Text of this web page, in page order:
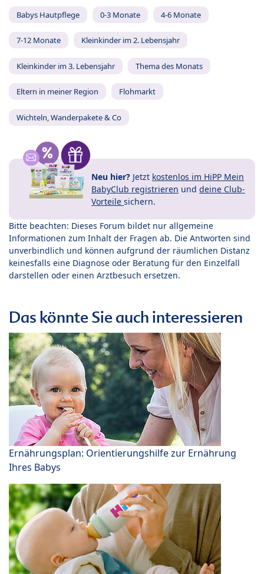
Babys Hautpflege 0-3 Monate 4-6 Monate
7-12 Monate Kleinkinder im 2. Lebensjahr
Kleinkinder im 3. Lebensjahr Thema des Monats
Eltern in meiner Region Flohmarkt
Wichteln, Wanderpakete & Co
Neu hier? Jetzt kostenlos im HiPP Mein
BabyClub registrieren und deine Club-
Vorteile sichern.
Bitte beachten: Dieses Forum bildet nur allgemeine
Informationen zum Inhalt der Fragen ab. Die Antworten sind
unverbindlich und können aufgrund der räumlichen Distanz
keinesfalls eine Diagnose oder Beratung für den Einzelfall
darstellen oder einen Arztbesuch ersetzen.
Das könnte Sie auch interessieren
Ernährungsplan: Orientierungshilfe zur Ernährung
Ihres Babys